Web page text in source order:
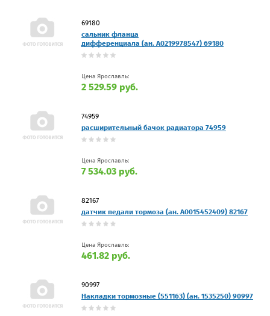
69180
сальник фланца
дифференциала (ан. A0219978547) 69180
Цена Ярославль:
2 529.59 руб.
74959
расширительный бачок радиатора 74959
Цена Ярославль:
7 534.03 руб.
82167
датчик педали тормоза (ан. A0015452409) 82167
Цена Ярославль:
461.82 руб.
90997
Накладки тормозные (551163) (ан. 1535250) 90997